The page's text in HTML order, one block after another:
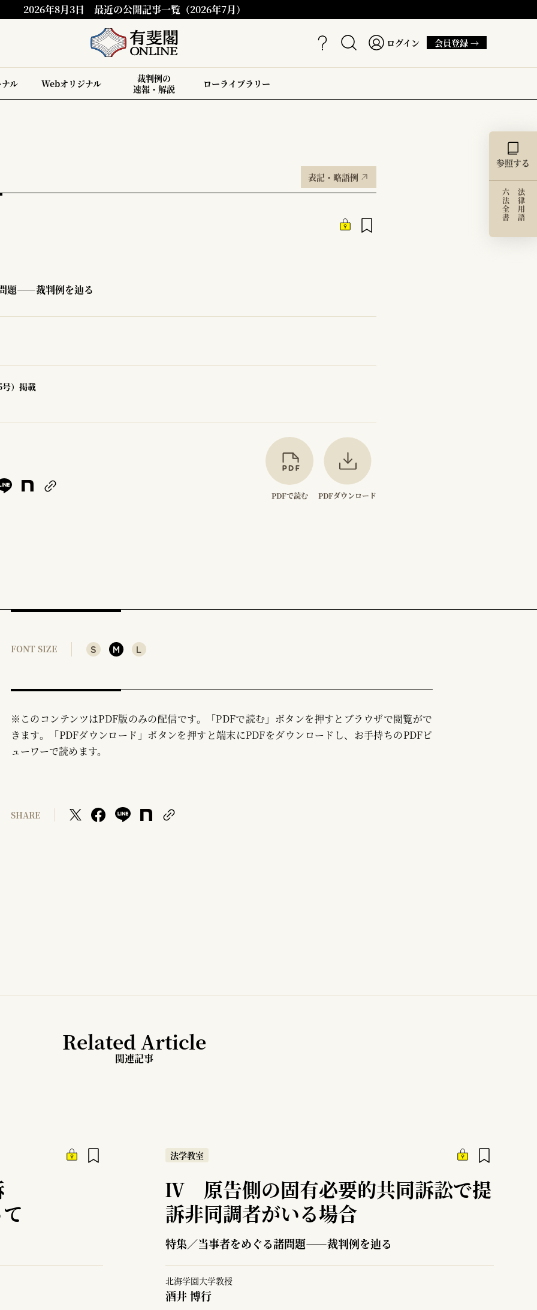
2026年8月3日 最近の公開記事一覧（2026年7月）
ログイン 会員登録 →
ル Webオリジナル
裁判例の
速報・解説
ローライブラリー
表記・略語例
題――裁判例を辿る
）掲載
PDFで読む PDFダウンロード
参照する
法律用語
六法全書
FONT SIZE S M L
※このコンテンツはPDF版のみの配信です。「PDFで読む」ボタンを押すとブラウザで閲覧がで
きます。「PDFダウンロード」ボタンを押すと端末にPDFをダウンロードし、お手持ちのPDFビ
ューワーで読めます。
SHARE
Related Article
関連記事
法学教室
Ⅳ 原告側の固有必要的共同訴訟で提
訴非同調者がいる場合
特集／当事者をめぐる諸問題――裁判例を辿る
北海学園大学教授
酒井 博行